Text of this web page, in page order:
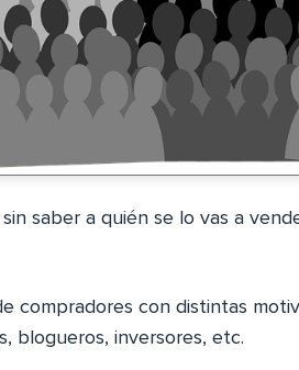
saber a quién se lo vas a
compradores con distintas
blogueros, inversores, etc.